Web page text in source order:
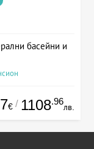
басейни и
€ / 1108.96
лв.